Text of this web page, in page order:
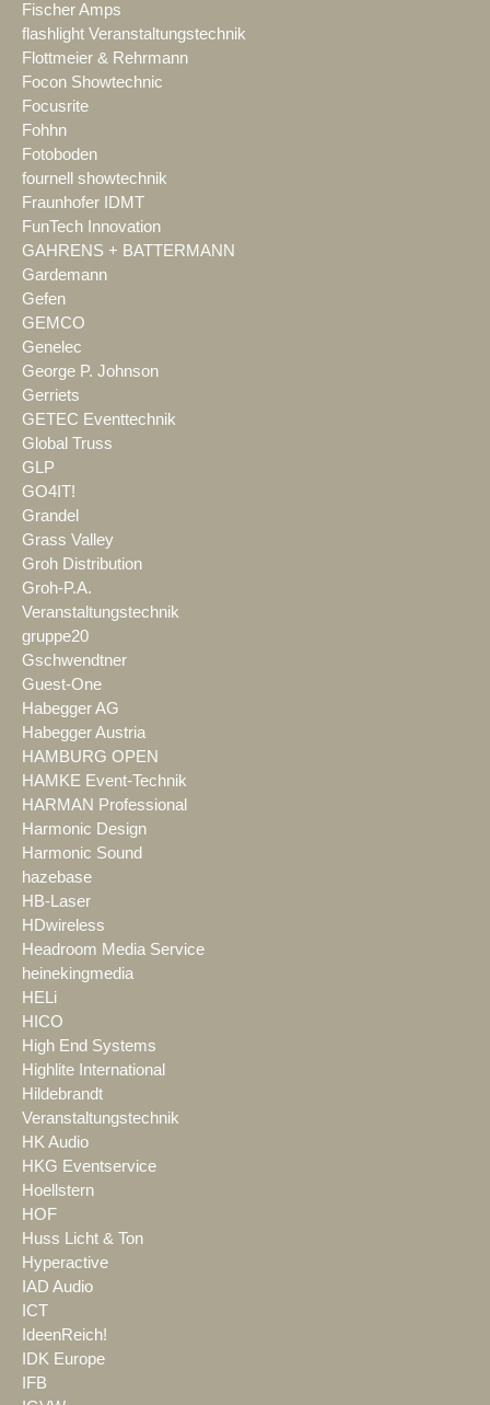
Fischer Amps
flashlight Veranstaltungstechnik
Flottmeier & Rehrmann
Focon Showtechnic
Focusrite
Fohhn
Fotoboden
fournell showtechnik
Fraunhofer IDMT
FunTech Innovation
GAHRENS + BATTERMANN
Gardemann
Gefen
GEMCO
Genelec
George P. Johnson
Gerriets
GETEC Eventtechnik
Global Truss
GLP
GO4IT!
Grandel
Grass Valley
Groh Distribution
Groh-P.A.
Veranstaltungstechnik
gruppe20
Gschwendtner
Guest-One
Habegger AG
Habegger Austria
HAMBURG OPEN
HAMKE Event-Technik
HARMAN Professional
Harmonic Design
Harmonic Sound
hazebase
HB-Laser
HDwireless
Headroom Media Service
heinekingmedia
HELi
HICO
High End Systems
Highlite International
Hildebrandt
Veranstaltungstechnik
HK Audio
HKG Eventservice
Hoellstern
HOF
Huss Licht & Ton
Hyperactive
IAD Audio
ICT
IdeenReich!
IDK Europe
IFB